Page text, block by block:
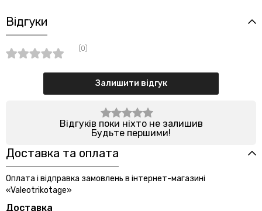
Відгуки
(0)
Залишити відгук
Відгуків поки ніхто не залишив
Будьте першими!
Доставка та оплата
Оплата і відправка замовлень в інтернет-магазині
«Valeotrikotage»
Доставка